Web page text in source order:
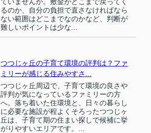
るのか、自分の負担で直さなければなら
ない範囲はどこまでなのかなど、判断が
難しいポイントは少な...
つつじヶ丘の子育て環境の評判は？ファ
ミリーが感じる住みやすさ...
つつじヶ丘周辺で、子育て環境の良さや
評判が気になっているファミリーの方
へ。落ち着いた住環境と、日々の暮らし
に必要な施設が程よくそろったつつじヶ
丘は、子育て期の住まい探しで候補に挙
がりやすいエリアです。...